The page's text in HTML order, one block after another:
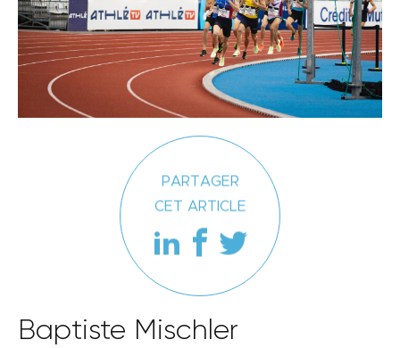
Baptiste Mischler
PARTAGER
CET ARTICLE